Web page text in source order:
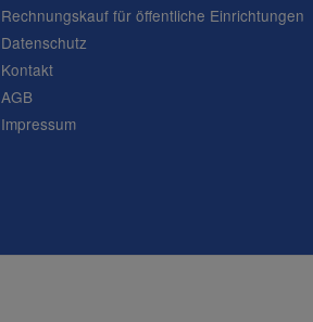
Rechnungskauf für öffentliche Einrichtungen
Datenschutz
Kontakt
AGB
Impressum